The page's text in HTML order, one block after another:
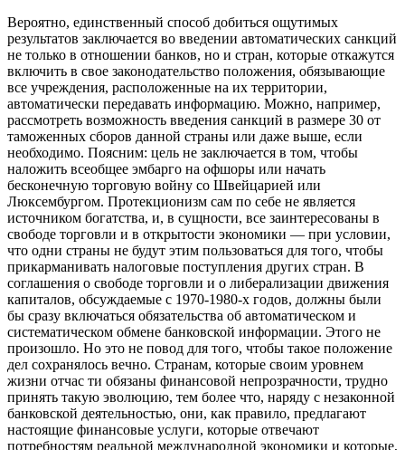
Вероятно, единственный способ добиться ощутимых
результатов заключается во введении автоматических санкций
не только в отношении банков, но и стран, которые откажутся
включить в свое законодательство положения, обязывающие
все учреждения, расположенные на их территории,
автоматически передавать информацию. Можно, например,
рассмотреть возможность введения санкций в размере 30 от
таможенных сборов данной страны или даже выше, если
необходимо. Поясним: цель не заключается в том, чтобы
наложить всеобщее эмбарго на офшоры или начать
бесконечную торговую войну со Швейцарией или
Люксембургом. Протекционизм сам по себе не является
источником богатства, и, в сущности, все заинтересованы в
свободе торговли и в открытости экономики — при условии,
что одни страны не будут этим пользоваться для того, чтобы
прикарманивать налоговые поступления других стран. В
соглашения о свободе торговли и о либерализации движения
капиталов, обсуждаемые с 1970-1980-х годов, должны были
бы сразу включаться обязательства об автоматическом и
систематическом обмене банковской информации. Этого не
произошло. Но это не повод для того, чтобы такое положение
дел сохранялось вечно. Странам, которые своим уровнем
жизни отчас ти обязаны финансовой непрозрачности, трудно
принять такую эволюцию, тем более что, наряду с незаконной
банковской деятельностью, они, как правило, предлагают
настоящие финансовые услуги, которые отвечают
потребностям реальной международной экономики и которые,